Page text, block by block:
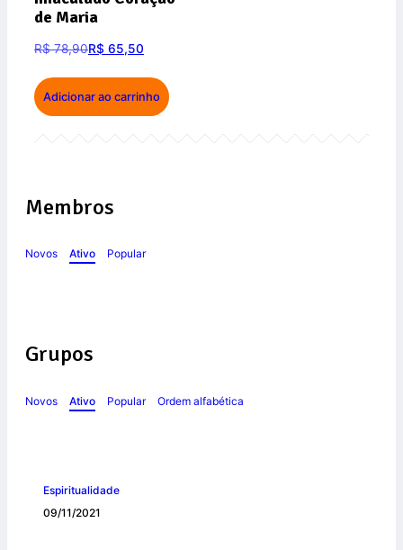
de Maria
R$78,90R$ 65,50
Adicionar ao carrinho
Membros
Novos Ativo Popular
Grupos
Novos Ativo Popular Ordem alfabética
Espiritualidade
09/11/2021